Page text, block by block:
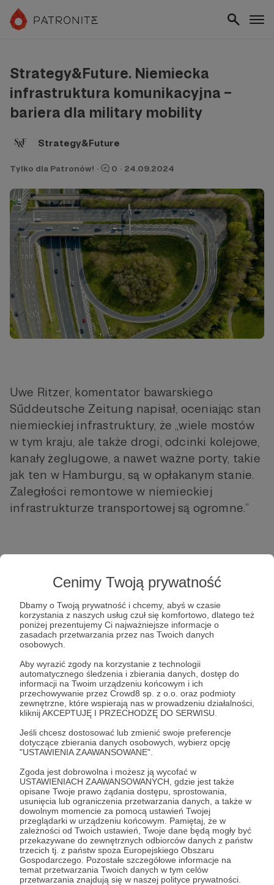
Cenimy Twoją prywatność
Dbamy o Twoją prywatność i chcemy, abyś w czasie
korzystania z naszych usług czuł się komfortowo, dlatego też
poniżej prezentujemy Ci najważniejsze informacje o
zasadach przetwarzania przez nas Twoich danych
osobowych.
Aby wyrazić zgody na korzystanie z technologii
automatycznego śledzenia i zbierania danych, dostęp do
informacji na Twoim urządzeniu końcowym i ich
przechowywanie przez Crowd8 sp. z o.o. oraz podmioty
zewnętrzne, które wspierają nas w prowadzeniu działalności,
kliknij AKCEPTUJĘ I PRZECHODZĘ DO SERWISU.
Jeśli chcesz dostosować lub zmienić swoje preferencje
dotyczące zbierania danych osobowych, wybierz opcję
"USTAWIENIA ZAAWANSOWANE".
Zgoda jest dobrowolna i możesz ją wycofać w
USTAWIENIACH ZAAWANSOWANYCH, gdzie jest także
opisane Twoje prawo żądania dostępu, sprostowania,
usunięcia lub ograniczenia przetwarzania danych, a także w
dowolnym momencie za pomocą ustawień Twojej
przeglądarki w urządzeniu końcowym. Pamiętaj, że w
zależności od Twoich ustawień, Twoje dane będą mogły być
przekazywane do zewnętrznych odbiorców danych z państw
trzecich tj. z państw spoza Europejskiego Obszaru
Gospodarczego. Pozostałe szczegółowe informacje na
temat przetwarzania Twoich danych w tym celów
przetwarzania znajdują się w naszej polityce prywatności.
Strategy&Future. Niemiecka
infrastruktura komunikacyjna –
bariera dla military mobility
Strategy&Future
Tylko dla Patronów! · 0 · 24.09.2024
Uwe Ritzer, komentator bawarskiego
Sűddeutsche Zeitung napisał, oceniając stan
niemieckiej infrastruktury, że „wiele mostów
w tym kraju, ale także drogi, odcinki kolejowe,
kanały żeglugowe, a nawet ważne porty, takie
jak ten w Hamburgu, są w opłakanym stanie.
Zaległości remontowe w niemieckiej
infrastrukturze transportowej są ogromne.”
Post dostępny tylko dla Patronów
Aby zobaczyć ten materiał musisz być zalogowany
Zostań Patronem
Zaloguj się
Marek Budzisz Niemcy S&F Hero NATO
Udostępnij
Strategy&Future